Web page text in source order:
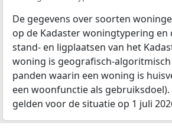
De gegevens over soorten
op de Kadaster woningtypering en
stand- en ligplaatsen van het
woning is geografisch-
panden waarin een woning is
een woonfunctie als gebruiksdoel).
gelden voor de situatie op 1 juli